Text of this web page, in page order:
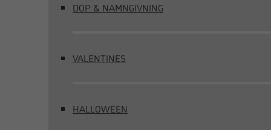
DOP & NAMNGIVNING
VALENTINES
HALLOWEEN